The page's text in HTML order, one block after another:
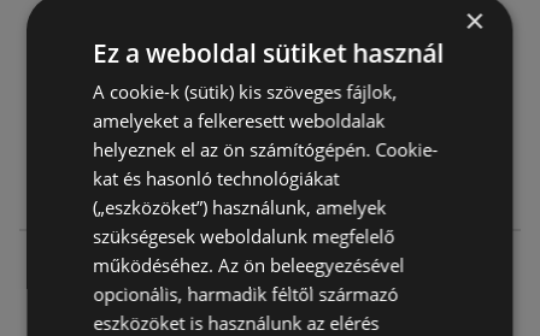
05:00 - 12:00
szombat
06:00-12:00
vasárnap
05:00-19:00
Kistópart u. 3.
6800 Hódmezővásárhely
×
Ez a weboldal sütiket használ
A cookie-k (sütik) kis szöveges fájlok,
amelyeket a felkeresett weboldalak
helyeznek el az ön számítógépén. Cookie-
kat és hasonló technológiákat
(„eszközöket”) használunk, amelyek
szükségesek weboldalunk megfelelő
működéséhez. Az ön beleegyezésével
opcionális, harmadik féltől származó
eszközöket is használunk az elérés